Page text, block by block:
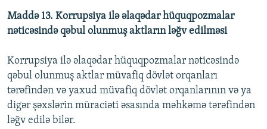
Maddə 13. Korrupsiya ilə əlaqədar hüquqpozmalar
nəticəsində qəbul olunmuş aktların ləğv edilməsi
Korrupsiya ilə əlaqədar hüquqpozmalar nəticəsində
qəbul olunmuş aktlar müvafiq dövlət orqanları
tərəfindən və yaxud müvafiq dövlət orqanlarının və ya
digər şəxslərin müraciəti əsasında məhkəmə tərəfindən
ləğv edilə bilər.